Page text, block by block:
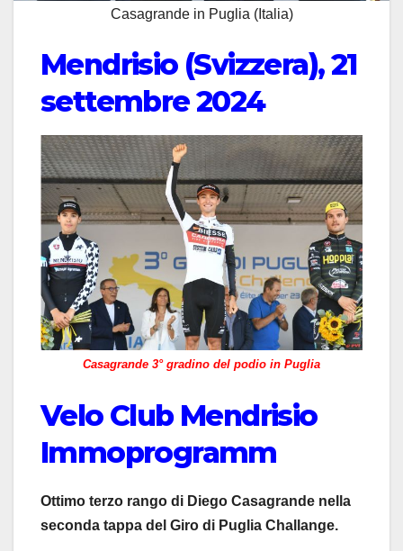
Casagrande in Puglia (Italia)
Mendrisio (Svizzera), 21
settembre 2024
Casagrande 3° gradino del podio in Puglia
Velo Club Mendrisio
Immoprogramm
Ottimo terzo rango di Diego Casagrande nella
seconda tappa del Giro di Puglia Challange.